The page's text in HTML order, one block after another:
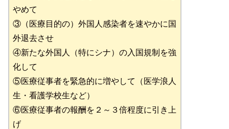
やめて
③（医療目的の）外国人感染者を速やかに国
外退去させ
④新たな外国人（特にシナ）の入国規制を強
化して
⑤医療従事者を緊急的に増やして（医学浪人
生・看護学校生など）
⑥医療従事者の報酬を２～３倍程度に引き上
げ